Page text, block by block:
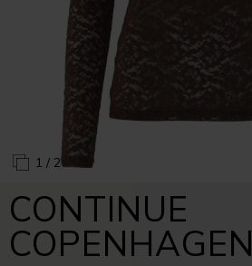
1 / 2
CONTINUE
COPENHAGEN